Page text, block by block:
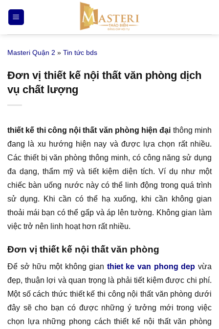
qua
nội
Masteri Quận 2 » Tin tức bds
Đơn vị thiết kế nội thất văn phòng dịch
vụ chất lượng
thiết kế thi công nội thất văn phòng hiện đại thông minh
đang là xu hướng hiện nay và được lựa chọn rất nhiều.
Các thiết bị văn phòng thông minh, có công năng sử dụng
đa dạng, thẩm mỹ và tiết kiệm diện tích. Ví dụ như một
chiếc bàn uống nước này có thể linh động trong quá trình
sử dụng. Khi cần có thể hạ xuống, khi cần không gian
thoải mái bạn có thể gấp và áp lên tường. Không gian làm
việc trở nên linh hoạt hơn rất nhiều.
Đơn vị thiết kế nội thất văn phòng
Để sở hữu một không gian thiet ke van phong dep vừa
đẹp, thuận lợi và quan trọng là phải tiết kiệm được chi phí.
Một số cách thức thiết kế thi công nội thất văn phòng dưới
đây sẽ cho bạn có được những ý tưởng mới trong việc
chọn lựa những phong cách thiết kế nội thất văn phòng